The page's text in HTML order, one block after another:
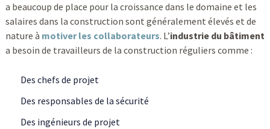
a beaucoup de place pour la croissance dans le domaine et les
salaires dans la construction sont généralement élevés et de
nature à motiver les collaborateurs. L’industrie du bâtiment
a besoin de travailleurs de la construction réguliers comme :
Des chefs de projet
Des responsables de la sécurité
Des ingénieurs de projet